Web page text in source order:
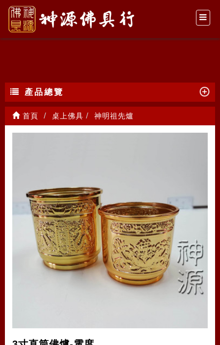
神明祖先爐
產品總覽
首頁 桌上佛具 神明祖先爐